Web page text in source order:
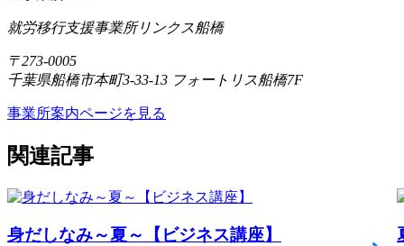
就労移行支援事業所リンクス船橋
〒273-0005
千葉県船橋市本町3-33-13 フォートリス船橋7F
事業所案内ページを見る
関連記事
身だしなみ～夏～【ビジネス講座】